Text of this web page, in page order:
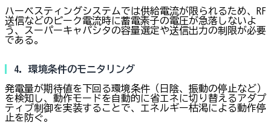
ハーベスティングシステムでは供給電流が限られるため、RF
送信などのピーク電流時に蓄電素子の電圧が急落しないよ
う、スーパーキャパシタの容量選定や送信出力の制限が必要
である。
4. 環境条件のモニタリング
発電量が期待値を下回る環境条件（日陰、振動の停止など）
を検知し、動作モードを自動的に省エネに切り替えるアダプ
ティブ制御を実装することで、エネルギー枯渇による動作停
止を防ぐ。